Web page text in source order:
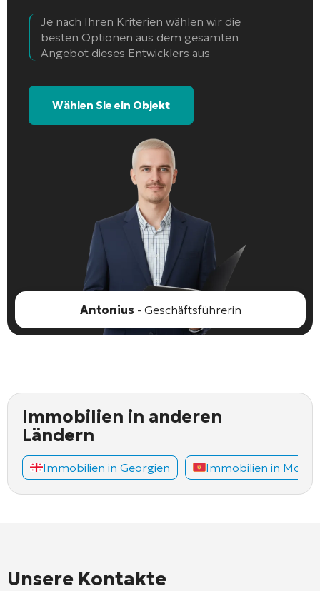
Je nach Ihren Kriterien wählen wir die
besten Optionen aus dem gesamten
Angebot dieses Entwicklers aus
Wählen Sie ein Objekt
Antonius - Geschäftsführerin
Immobilien in anderen
Ländern
Immobilien in Georgien Immobilien in
Unsere Kontakte